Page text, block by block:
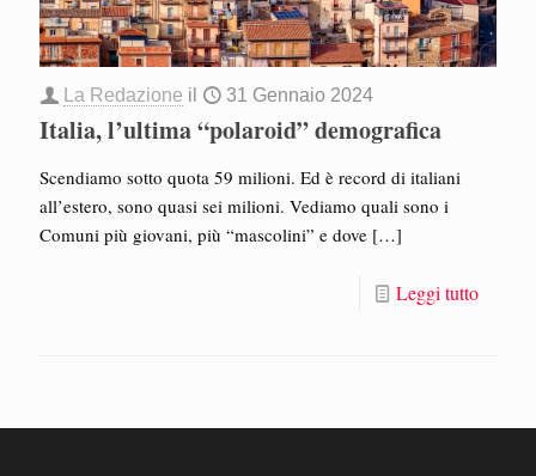
La Redazione il 31 Gennaio 2024
Italia, l’ultima “polaroid” demografica
Scendiamo sotto quota 59 milioni. Ed è record di italiani
all’estero, sono quasi sei milioni. Vediamo quali sono i
Comuni più giovani, più “mascolini” e dove […]
Leggi tutto